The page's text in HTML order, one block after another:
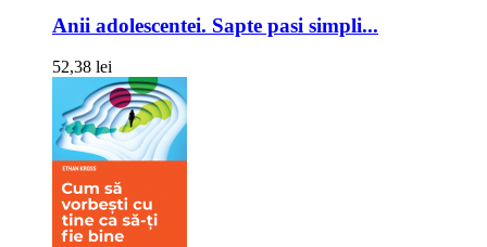
Anii adolescentei. Sapte pasi simpli...
52,38 lei